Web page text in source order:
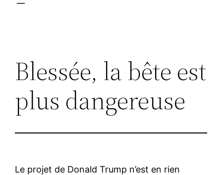
Blessée, la bête est
plus dangereuse
Le projet de Donald Trump n’est en rien